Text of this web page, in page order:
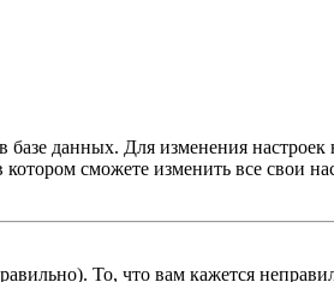
данных. Для изменения
сможете изменить все свои
То, что вам кажется